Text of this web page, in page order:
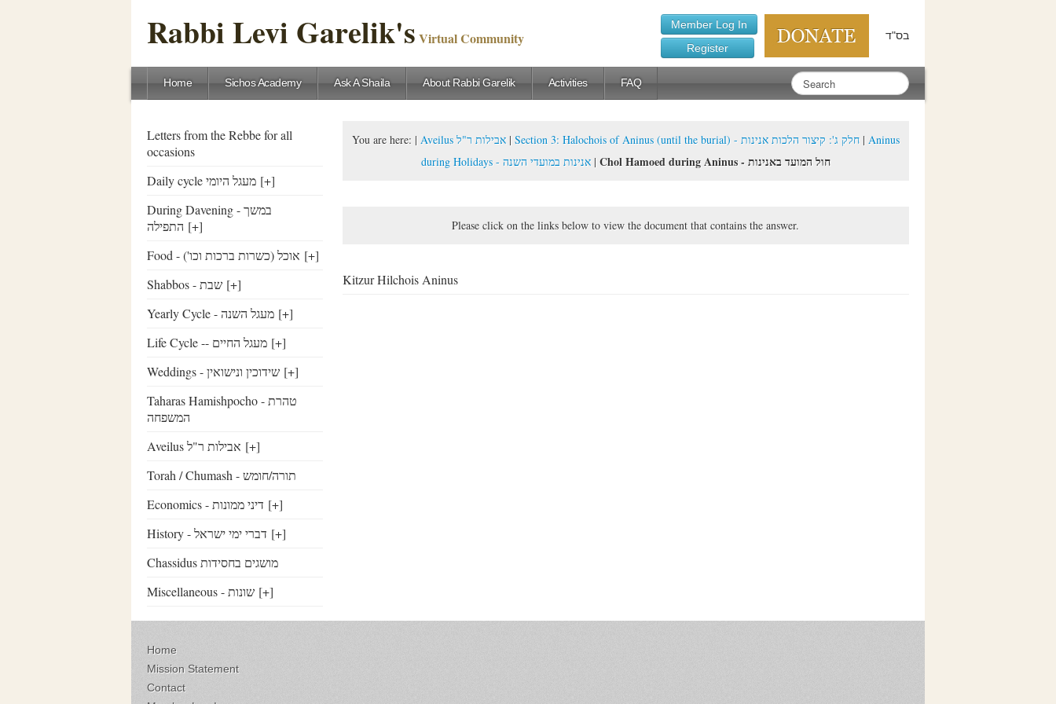
Rabbi Levi Garelik's Virtual Community
Member Log In
Register
בס"ד
Home Sichos Academy Ask A Shaila About Rabbi Garelik Activities FAQ
Letters from the Rebbe for all
occasions
Daily cycle מעגל היומי [+]
During Davening - במשך
התפילה [+]
Food - ('אוכל (כשרות ברכות וכו [+]
Shabbos - שבת [+]
Yearly Cycle - מעגל השנה [+]
Life Cycle -- מעגל החיים [+]
Weddings - שידוכין ונישואין [+]
Taharas Hamishpocho - טהרת
המשפחה
Aveilus אבילות ר"ל [+]
Torah / Chumash - תורה/חומש
Economics - דיני ממונות [+]
History - דברי ימי ישראל [+]
Chassidus מושגים בחסידות
Miscellaneous - שונות [+]
You are here: | Aveilus אבילות ר"ל| Section 3: Halochois of Aninus (until the burial) - חלק ג': קיצור הלכות אנינות| Aninus
during Holidays - אנינות במועדי השנה| Chol Hamoed during Aninus - חול המועד באנינות
Please click on the links below to view the document that contains the answer.
Kitzur Hilchois Aninus
Home
Mission Statement
Contact